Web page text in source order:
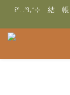
꒰ᐢ. .ᐢ꒱₊˚⊹　結
꒰ᐢ. .ᐢ꒱₊˚⊹　結
꒰ᐢ. .ᐢ꒱₊˚⊹　香
1